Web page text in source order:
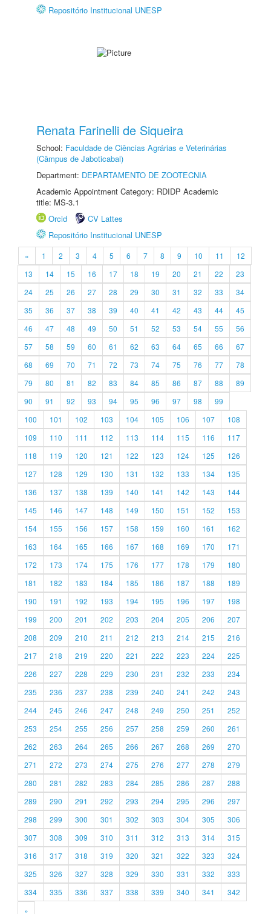
Repositório Institucional UNESP
Renata Farinelli de Siqueira
School: Faculdade de Ciências Agrárias e Veterinárias
(Câmpus de Jaboticabal)
Department: DEPARTAMENTO DE ZOOTECNIA
Academic Appointment Category: RDIDP Academic
title: MS-3.1
Orcid
CV Lattes
Repositório Institucional UNESP
« 1 2 3 4 5 6 7 8 9 10 11
12
13
14 15 16 17 18 19 20 21 22
23
24
25 26 27 28 29 30 31 32 33
34
35
36 37 38 39 40 41 42 43 44
45
46
47 48 49 50 51 52 53 54 55
56
57
58 59 60 61 62 63 64 65 66
67
68
69 70 71 72 73 74 75 76 77
78
79
80 81 82 83 84 85 86 87 88
89
90
91 92 93 94 95 96 97 98
99
100
101 102 103 104 105 106 107
108
109
110 111 112 113 114 115 116
117
118
119 120 121 122 123 124 125
126
127
128 129 130 131 132 133 134
135
136
137 138 139 140 141 142 143
144
145
146 147 148 149 150 151 152
153
154
155 156 157 158 159 160 161
162
163
164 165 166 167 168 169 170
171
172
173 174 175 176 177 178 179
180
181
182 183 184 185 186 187 188
189
190
191 192 193 194 195 196 197
198
199
200 201 202 203 204 205 206
207
208
209 210 211 212 213 214 215
216
217
218 219 220 221 222 223 224
225
226
227 228 229 230 231 232 233
234
235
236 237 238 239 240 241 242
243
244
245 246 247 248 249 250 251
252
253
254 255 256 257 258 259 260
261
262
263 264 265 266 267 268 269
270
271
272 273 274 275 276 277 278
279
280
281 282 283 284 285 286 287
288
289
290 291 292 293 294 295 296
297
298
299 300 301 302 303 304 305
306
307
308 309 310 311 312 313 314
315
316
317 318 319 320 321 322 323
324
325
326 327 328 329 330 331 332
333
334
335 336 337 338 339 340 341
342
»